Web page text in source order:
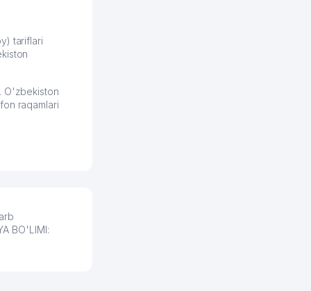
tariflari
O'zbekiston
raqamlari
BO'LIMI: